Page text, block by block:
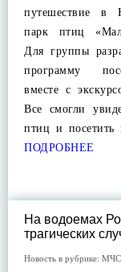
путешествие в
парк птиц
Для группы
программу
вместе с
Все смогли
птиц и посетить
ПОДРОБНЕЕ
На водоемах
трагических
Новость в рубрике: МЧС